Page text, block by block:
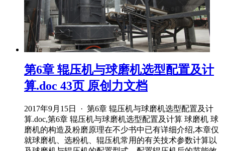
第6章 辊压机与球磨机选型配置及计
算.doc 43页 原创力文档
2017年9月15日 · 第6章 辊压机与球磨机选型配置及计
算.doc,第6章 辊压机与球磨机选型配置及计算 球磨机 球
磨机的构造及粉磨原理在不少书中已有详细介绍,本章仅
就球磨机、选粉机、辊压机常用的有关技术参数计算以